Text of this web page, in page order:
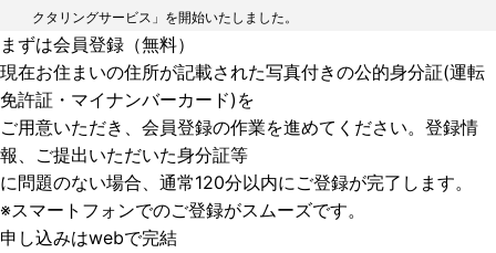
クタリングサービス」を開始いたしました。
まずは会員登録（無料）
現在お住まいの住所が記載された写真付きの公的身分証(運転
免許証・マイナンバーカード)を
ご用意いただき、会員登録の作業を進めてください。登録情
報、ご提出いただいた身分証等
に問題のない場合、通常120分以内にご登録が完了します。
※スマートフォンでのご登録がスムーズです。
申し込みはwebで完結